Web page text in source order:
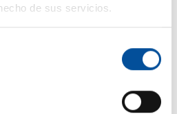
de sus servicios.
vida de las ciudades
abordarán los desafíos y
económicos, urbanos y
estos puertos pueden
para impulsar un